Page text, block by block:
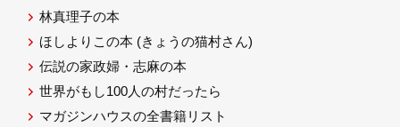
林真理子の本
ほしよりこの本 (きょうの猫村さん)
伝説の家政婦・志麻の本
世界がもし100人の村だったら
マガジンハウスの全書籍リスト